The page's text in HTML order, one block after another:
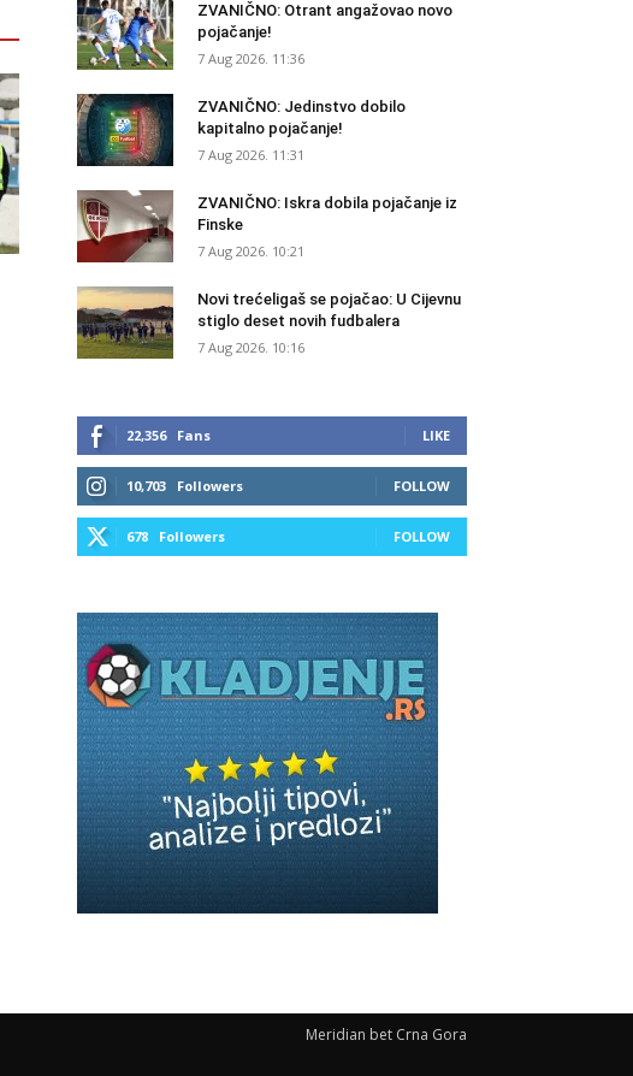
ZVANIČNO: Otrant angažovao novo
pojačanje!
7 Aug 2026. 11:36
ZVANIČNO: Jedinstvo dobilo
kapitalno pojačanje!
7 Aug 2026. 11:31
ZVANIČNO: Iskra dobila pojačanje iz
Finske
7 Aug 2026. 10:21
Novi trećeligaš se pojačao: U Cijevnu
stiglo deset novih fudbalera
7 Aug 2026. 10:16
22,356 Fans LIKE
10,703 Followers FOLLOW
678 Followers FOLLOW
Meridian bet Crna Gora